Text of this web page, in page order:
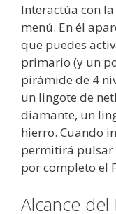
Interactúa con
menú. En él
que puedes
primario (y un
pirámide de 4
un lingote de
diamante, un
hierro. Cuando
permitirá pulsar
por completo el
Alcance